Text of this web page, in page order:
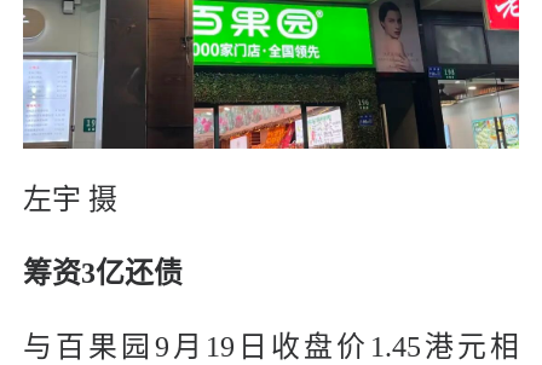
左宇 摄
筹资3亿还债
与百果园9月19日收盘价1.45港元相